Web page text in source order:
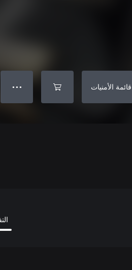
الأمنيات ● ● ●